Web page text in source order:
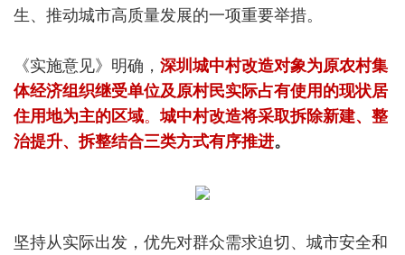
生、推动城市高质量发展的一项重要举措。
《实施意见》明确， 深圳城中村改造对象为原农村集
体经济组织继受单位及原村民实际占有使用的现状居
住用地为主的区域。城中村改造将采取拆除新建、整
治提升、拆整结合三类方式有序推进。
坚持从实际出发，优先对群众需求迫切、城市安全和